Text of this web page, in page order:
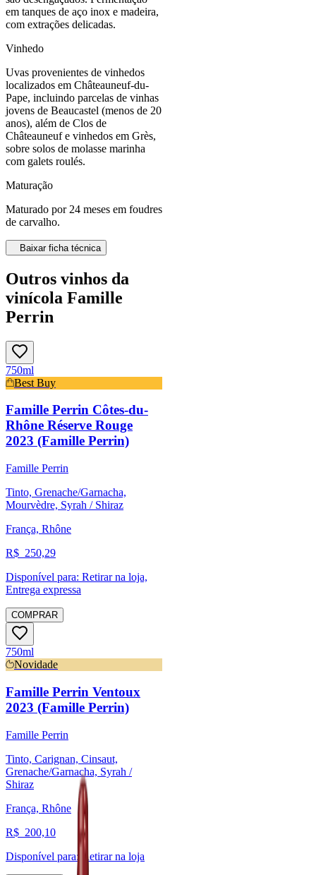
em tanques de aço inox e madeira,
com extrações delicadas.
Vinhedo
Uvas provenientes de vinhedos
localizados em Châteauneuf-du-
Pape, incluindo parcelas de vinhas
jovens de Beaucastel (menos de 20
anos), além de Clos de
Châteauneuf e vinhedos em Grès,
sobre solos de molasse marinha
com galets roulés.
Maturação
Maturado por 24 meses em foudres
de carvalho.
Baixar ficha técnica
Outros vinhos da
vinícola Famille
Perrin
750ml
Best Buy
Famille Perrin Côtes-du-
Rhône Réserve Rouge
2023 (Famille Perrin)
Famille Perrin
Tinto, Grenache/Garnacha,
Mourvèdre, Syrah / Shiraz
França, Rhône
R$ 250,29
Disponível para: Retirar na loja,
Entrega expressa
COMPRAR
750ml
Novidade
Famille Perrin Ventoux
2023 (Famille Perrin)
Famille Perrin
Tinto, Carignan, Cinsaut,
Grenache/Garnacha, Syrah /
Shiraz
França, Rhône
R$ 200,10
Disponível para:
Retirar na loja